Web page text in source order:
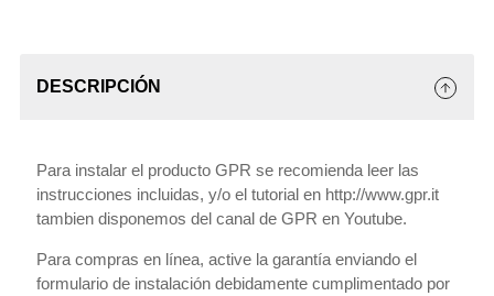
DESCRIPCIÓN
Para instalar el producto GPR se recomienda leer las
instrucciones incluidas, y/o el tutorial en http://www.gpr.it
tambien disponemos del canal de GPR en Youtube.
Para compras en línea, active la garantía enviando el
formulario de instalación debidamente cumplimentado por